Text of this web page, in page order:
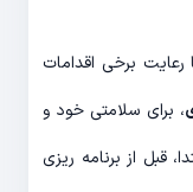
برخی اقدامات
، برای سلامتی خود و
قبل از برنامه ریزی